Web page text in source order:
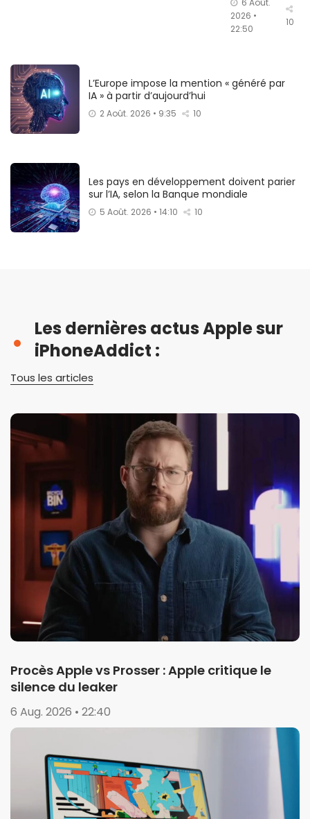
2026 •
22:50
10
L’Europe impose la mention « généré par
IA » à partir d’aujourd’hui
2 Août. 2026 • 9:35 10
Les pays en développement doivent parier
sur l’IA, selon la Banque mondiale
5 Août. 2026 • 14:10 10
Les dernières actus Apple sur
iPhoneAddict :
Tous les articles
Procès Apple vs Prosser : Apple critique le
silence du leaker
6 Aug. 2026 • 22:40